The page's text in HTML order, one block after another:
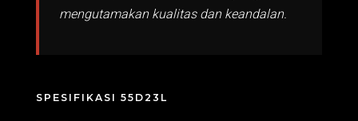
mengutamakan kualitas dan keandalan.
SPESIFIKASI 55D23L